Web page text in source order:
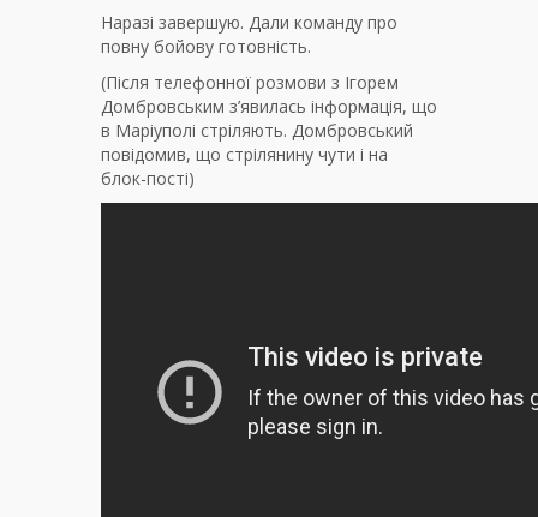
Наразі завершую. Дали команду про
повну бойову готовність.
(Після телефонної розмови з Ігорем
Домбровським з’явилась інформація, що
в Маріуполі стріляють. Домбровський
повідомив, що стрілянину чути і на
блок-пості)